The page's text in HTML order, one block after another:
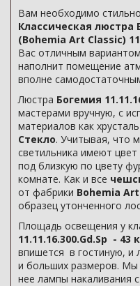
Вам необходимо
Классическая люстра
(Bohemia Art Classic)
Вас отличным
наполнит помещение
вполне
Люстра Богемия
мастерами вручную, с
материалов как
Стекло. Учитывая, что
светильника имеют цвет
под близкую по цвету
комнате. Как и все
от фабрики Bohemia
образец утонченного
Площадь освещения у
11.11.16.300.Gd.Sp - 43
впишется в гостиную, и
и больших размеров. Мы
нее лампы накаливания